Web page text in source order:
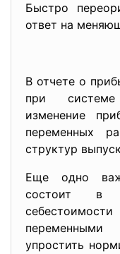
Быстро
ответ на
В отчете о
при системе
изменение
переменных
структур
Еще одно
состоит в
упростить